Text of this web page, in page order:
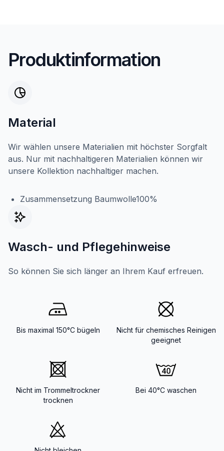
Produktinformation
Material
Wir wählen unsere Materialien mit höchster Sorgfalt
aus. Nur mit nachhaltigeren Materialien können wir
unsere Kollektion nachhaltiger machen.
Zusammensetzung Baumwolle100%
Wasch- und Pflegehinweise
So können Sie sich länger an Ihrem Kauf erfreuen.
Bis maximal 150°C bügeln
Nicht für chemisches Reinigen
geeignet
Nicht im Trommeltrockner
trocknen
Bei 40°C waschen